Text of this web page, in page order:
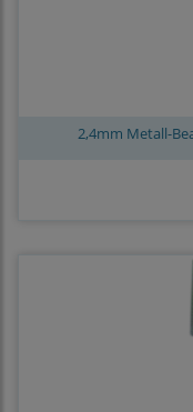
2,4mm Metall-